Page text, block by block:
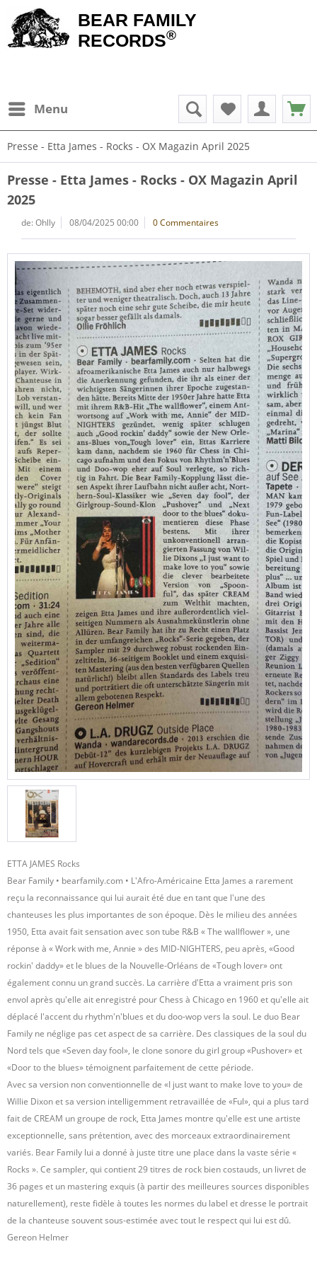
BEAR FAMILY
RECORDS®
Menu
Presse - Etta James - Rocks - OX Magazin April 2025
Presse - Etta James - Rocks - OX Magazin April
2025
de:Ohlly 08/04/2025 00:00 0 Commentaires
ETTA JAMES Rocks
Bear Family • bearfamily.com • L'Afro-Américaine Etta James a rarement
reçu la reconnaissance qui lui aurait été due en tant que l'une des
chanteuses les plus importantes de son époque. Dès le milieu des années
1950, Etta avait fait sensation avec son tube R&B « The wallflower », une
réponse à « Work with me, Annie » des MID-NIGHTERS, peu après, «Good
rockin' daddy» et le blues de la Nouvelle-Orléans de «Tough lover» ont
également connu un grand succès. La carrière d'Etta a vraiment pris son
envol après qu'elle ait enregistré pour Chess à Chicago en 1960 et qu'elle ait
déplacé l'accent du rhythm'n'blues et du doo-wop vers la soul. Le duo Bear
Family ne néglige pas cet aspect de sa carrière. Des classiques de la soul du
Nord tels que «Seven day fool», le clone sonore du girl group «Pushover» et
«Door to the blues» témoignent parfaitement de cette période.
Avec sa version non conventionnelle de «I just want to make love to you» de
Willie Dixon et sa version intelligemment retravaillée de «Ful», qui a plus tard
fait de CREAM un groupe de rock, Etta James montre qu'elle est une artiste
exceptionnelle, sans prétention, avec des morceaux extraordinairement
variés. Bear Family lui a donné à juste titre une place dans la vaste série «
Rocks ». Ce sampler, qui contient 29 titres de rock bien costauds, un livret de
36 pages et un mastering exquis (à partir des meilleures sources disponibles
naturellement), reste fidèle à toutes les normes du label et dresse le portrait
de la chanteuse souvent sous-estimée avec tout le respect qui lui est dû.
Gereon Helmer